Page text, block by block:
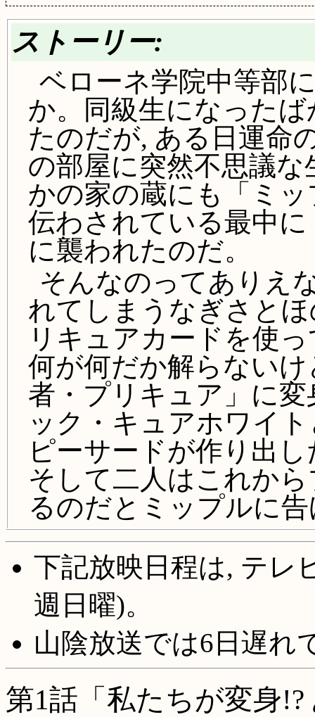
ストーリー:
ベローネ学院中等部
か。同級生になった
たのだが, ある日運命
の部屋に突然不思議
かの家の蔵にも「ミ
伝わされている最中
に襲われたのだ。
そんなのってありえ
れてしまうなぎさと
リキュアカードを使
何が何だか解らない
者・プリキュア」に
ック・キュアホワイ
ピーサードが作り出
そして二人はこれか
るのだとミップルに
下記放映日程は, テレ
週日曜)。
山陰放送では6日遅れ
第1話「私たちが変身